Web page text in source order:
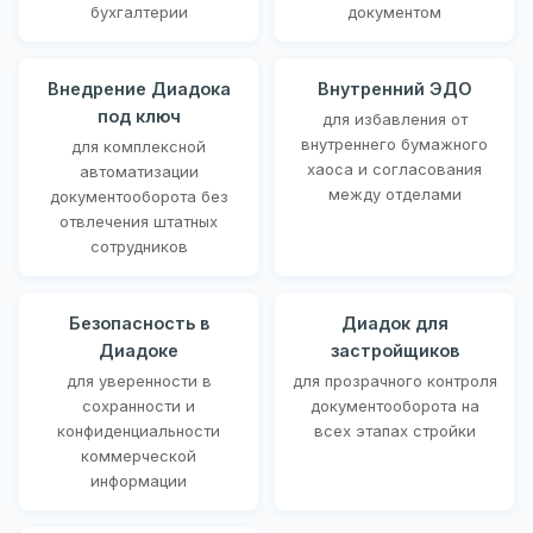
бухгалтерии документом
Внедрение Диадока
под ключ
для комплексной
автоматизации
документооборота без
отвлечения штатных
сотрудников
Внутренний ЭДО
для избавления от
внутреннего бумажного
хаоса и согласования
между отделами
Безопасность в
Диадоке
для уверенности в
сохранности и
конфиденциальности
коммерческой
информации
Диадок для
застройщиков
для прозрачного контроля
документооборота на
всех этапах стройки